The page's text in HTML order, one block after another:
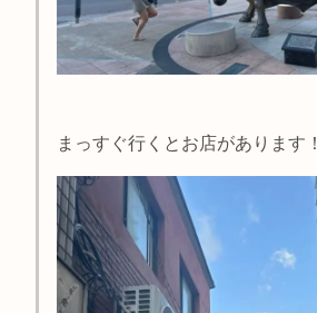
まっすぐ行くとお店があります！